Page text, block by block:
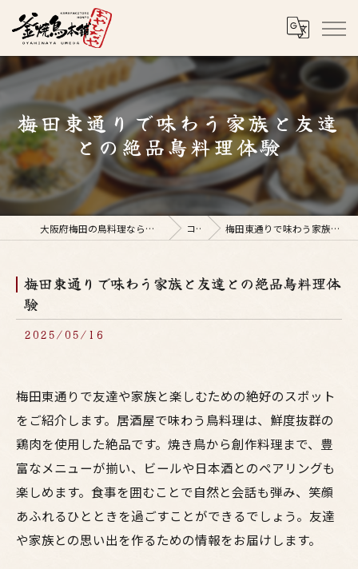
梅田東通りで味わう家族と友達
との絶品鳥料理体験
大阪府梅田の鳥料理なら釜焼鳥本舗おやひなや 梅田店 コラム 梅田東通りで味わう家族と友達との絶品鳥料理体験
梅田東通りで味わう家族と友達との絶品鳥料理体
験
2025/05/16
梅田東通りで友達や家族と楽しむための絶好のスポット
をご紹介します。居酒屋で味わう鳥料理は、鮮度抜群の
鶏肉を使用した絶品です。焼き鳥から創作料理まで、豊
富なメニューが揃い、ビールや日本酒とのペアリングも
楽しめます。食事を囲むことで自然と会話も弾み、笑顔
あふれるひとときを過ごすことができるでしょう。友達
や家族との思い出を作るための情報をお届けします。